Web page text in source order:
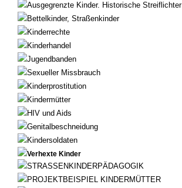
Ausgegrenzte Kinder. Historische Streiflichter
Bettelkinder, Straßenkinder
Kinderrechte
Kinderhandel
Jugendbanden
Sexueller Missbrauch
Kinderprostitution
Kindermütter
HIV und Aids
Genitalbeschneidung
Kindersoldaten
Verhexte Kinder
STRASSENKINDERPÄDAGOGIK
PROJEKTBEISPIEL KINDERMÜTTER